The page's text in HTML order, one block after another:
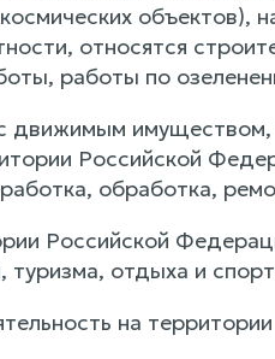
объектов),
относятся
работы по
движимым
Российской
обработка,
Российской
туризма, отдыха и
на